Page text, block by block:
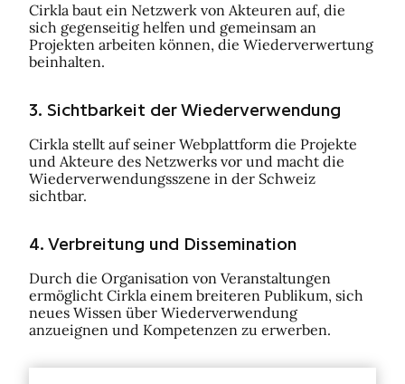
Cirkla baut ein Netzwerk von Akteuren auf, die
sich gegenseitig helfen und gemeinsam an
Projekten arbeiten können, die Wiederverwertung
beinhalten.
3. Sichtbarkeit der Wiederverwendung
Cirkla stellt auf seiner Webplattform die Projekte
und Akteure des Netzwerks vor und macht die
Wiederverwendungsszene in der Schweiz
sichtbar.
4. Verbreitung und Dissemination
Durch die Organisation von Veranstaltungen
ermöglicht Cirkla einem breiteren Publikum, sich
neues Wissen über Wiederverwendung
anzueignen und Kompetenzen zu erwerben.